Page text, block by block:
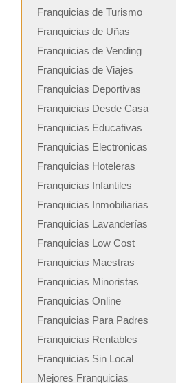
Franquicias de Turismo
Franquicias de Uñas
Franquicias de Vending
Franquicias de Viajes
Franquicias Deportivas
Franquicias Desde Casa
Franquicias Educativas
Franquicias Electronicas
Franquicias Hoteleras
Franquicias Infantiles
Franquicias Inmobiliarias
Franquicias Lavanderías
Franquicias Low Cost
Franquicias Maestras
Franquicias Minoristas
Franquicias Online
Franquicias Para Padres
Franquicias Rentables
Franquicias Sin Local
Mejores Franquicias